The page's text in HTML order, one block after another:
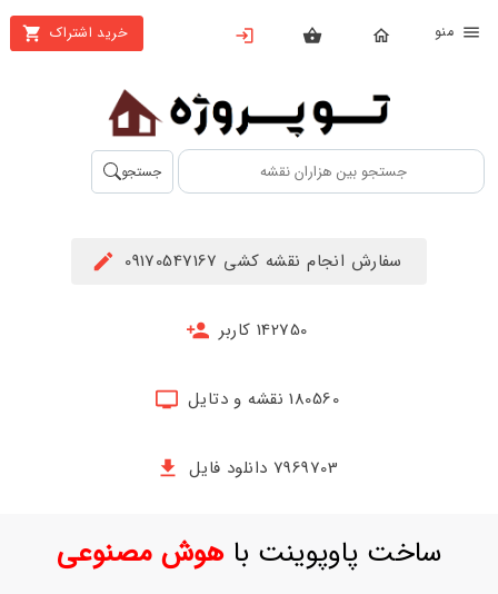
خرید اشتراک
بستن
محصولات
تهیه
اشتراک
حساب
جستجو
سفارش انجام نقشه کشی 09170547167
142750 کاربر
180560 نقشه و دتایل
7969703 دانلود فایل
ساخت پاوپوینت باهوش مصنوعی